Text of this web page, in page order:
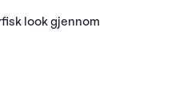
look gjennom